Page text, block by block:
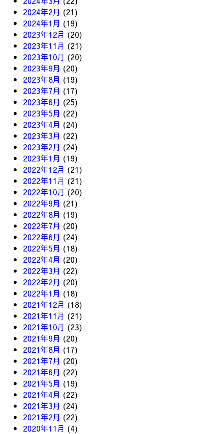
2024年2月 (21)
2024年1月 (19)
2023年12月 (20)
2023年11月 (21)
2023年10月 (20)
2023年9月 (20)
2023年8月 (19)
2023年7月 (17)
2023年6月 (25)
2023年5月 (22)
2023年4月 (24)
2023年3月 (22)
2023年2月 (24)
2023年1月 (19)
2022年12月 (21)
2022年11月 (21)
2022年10月 (20)
2022年9月 (21)
2022年8月 (19)
2022年7月 (20)
2022年6月 (24)
2022年5月 (18)
2022年4月 (20)
2022年3月 (22)
2022年2月 (20)
2022年1月 (18)
2021年12月 (18)
2021年11月 (21)
2021年10月 (23)
2021年9月 (20)
2021年8月 (17)
2021年7月 (20)
2021年6月 (22)
2021年5月 (19)
2021年4月 (22)
2021年3月 (24)
2021年2月 (22)
2020年11月 (4)